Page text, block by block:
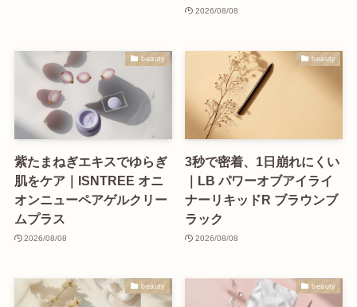
2026/08/08
beauty
紫たまねぎエキスでゆらぎ
肌をケア｜ISNTREE オニ
オンニューペアゲルクリー
ムプラス
2026/08/08
beauty
3秒で密着、1日崩れにくい
｜LB パワーオブアイライ
ナーリキッドR ブラウンブ
ラック
2026/08/08
beauty beauty